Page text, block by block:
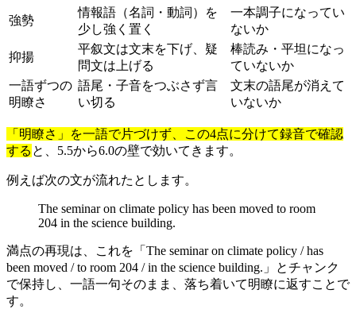
強勢
情報語（名詞・動詞）を
少し強く置く
一本調子になってい
ないか
抑揚
平叙文は文末を下げ、疑
問文は上げる
棒読み・平坦になっ
ていないか
一語ずつの
明瞭さ
語尾・子音をつぶさず言
い切る
文末の語尾が消えて
いないか
「明瞭さ」を一語で片づけず、この4点に分けて録音で確認
する と、5.5から6.0の壁で効いてきます。
例えば次の文が流れたとします。
The seminar on climate policy has been moved to room
204 in the science building.
満点の再現は、これを「The seminar on climate policy / has
been moved / to room 204 / in the science building.」とチャンク
で保持し、一語一句そのまま、落ち着いて明瞭に返すことで
す。